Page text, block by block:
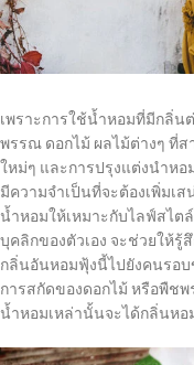
เพราะการใช้น้ำหอมที่มีกลิ่น
พรรณ ดอกไม้ ผลไม้ต่างๆ ที่
ใหม่ๆ และการปรุงแต่งนำห
มีความจำเป็นที่จะต้องเพิ่มเ
น้ำหอมให้เหมาะกับไลฟ์สไต
บุคลิกของตัวเอง จะช่วยให้
กลิ่นอันหอมฟุ้งนี้ไปยังคนรอ
การสกัดของดอกไม้ หรือพืช
น้ำหอมเหล่านั้นจะได้กลิ่นห